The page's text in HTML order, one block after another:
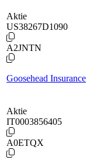
Aktie
US38267D1090
A2JNTN
Goosehead Insurance
Aktie
IT0003856405
A0ETQX